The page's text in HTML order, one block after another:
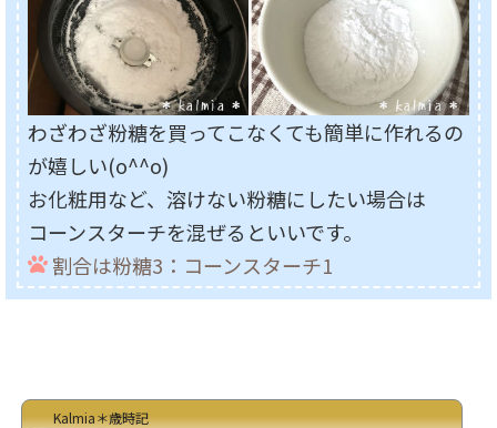
わざわざ粉糖を買ってこなくても簡単に作れるの
が嬉しい(o^^o)
お化粧用など、溶けない粉糖にしたい場合は
コーンスターチを混ぜるといいです。
割合は粉糖3：コーンスターチ1
Kalmia＊歳時記